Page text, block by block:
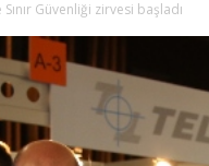
Güvenliği zirvesi başladı